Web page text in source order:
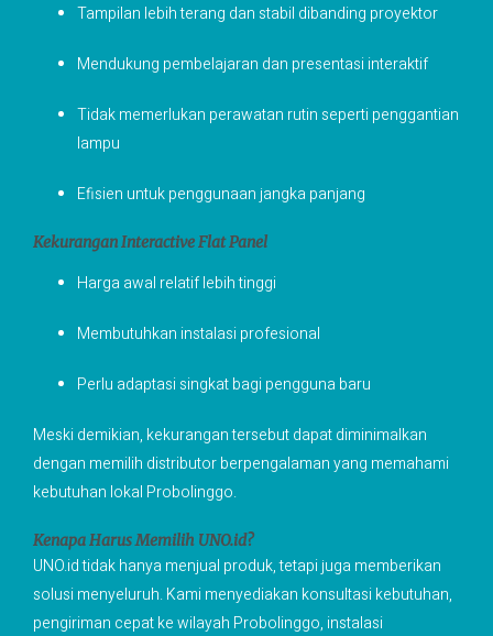
Tampilan lebih terang dan stabil dibanding proyektor
Mendukung pembelajaran dan presentasi interaktif
Tidak memerlukan perawatan rutin seperti penggantian
lampu
Efisien untuk penggunaan jangka panjang
Kekurangan Interactive Flat Panel
Harga awal relatif lebih tinggi
Membutuhkan instalasi profesional
Perlu adaptasi singkat bagi pengguna baru
Meski demikian, kekurangan tersebut dapat diminimalkan
dengan memilih distributor berpengalaman yang memahami
kebutuhan lokal Probolinggo.
Kenapa Harus Memilih UNO.id?
UNO.id tidak hanya menjual produk, tetapi juga memberikan
solusi menyeluruh. Kami menyediakan konsultasi kebutuhan,
pengiriman cepat ke wilayah Probolinggo, instalasi